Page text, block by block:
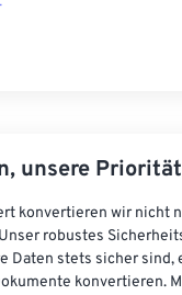
unsere Priorität
konvertieren wir nicht
robustes
Daten stets sicher sind,
konvertieren.